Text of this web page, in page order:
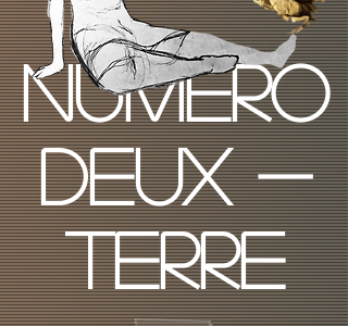
NUMÉRO
DEUX -
TERRE